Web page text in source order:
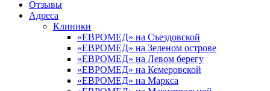
Отзывы
Адреса
Клиники
«ЕВРОМЕД» на Съездовской
«ЕВРОМЕД» на Зеленом острове
«ЕВРОМЕД» на Левом берегу
«ЕВРОМЕД» на Кемеровской
«ЕВРОМЕД» на Маркса